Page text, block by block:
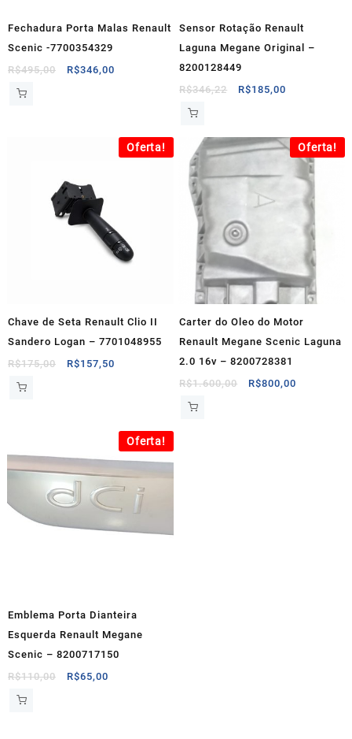
Fechadura Porta Malas Renault
Scenic -7700354329
R$495,00
O
R$346,00
R$346,00.
Sensor Rotação Renault
Laguna Megane Original –
8200128449
R$346,22
O
era:
R$346,22.
R$185,00
é:
R$185,00.
Oferta!
Chave de Seta Renault Clio II
Sandero Logan – 7701048955
R$175,00
O
R$157,50
R$157,50.
Oferta!
Carter do Oleo do Motor
Renault Megane Scenic Laguna
2.0 16v – 8200728381
R$1.600,00
O
R$800,00
Oferta!
Emblema Porta Dianteira
Esquerda Renault Megane
Scenic – 8200717150
R$110,00
O
R$65,00